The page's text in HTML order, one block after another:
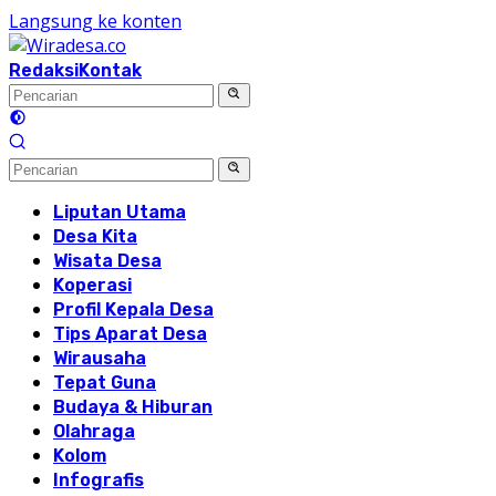
Langsung ke konten
RedaksiKontak
Liputan Utama
Desa Kita
Wisata Desa
Koperasi
Profil Kepala Desa
Tips Aparat Desa
Wirausaha
Tepat Guna
Budaya & Hiburan
Olahraga
Kolom
Infografis